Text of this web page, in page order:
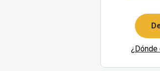
¿Dónde